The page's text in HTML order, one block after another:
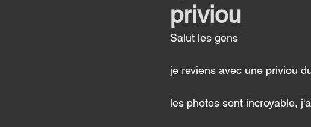
priviou
Salut les gens
je reviens avec une priviou
les photos sont incroyable,